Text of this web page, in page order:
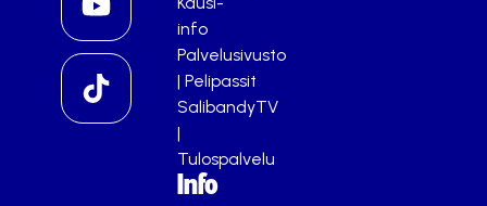
info
Palvelusivusto
| Pelipassit
SalibandyTV
|
Tulospalvelu
Info